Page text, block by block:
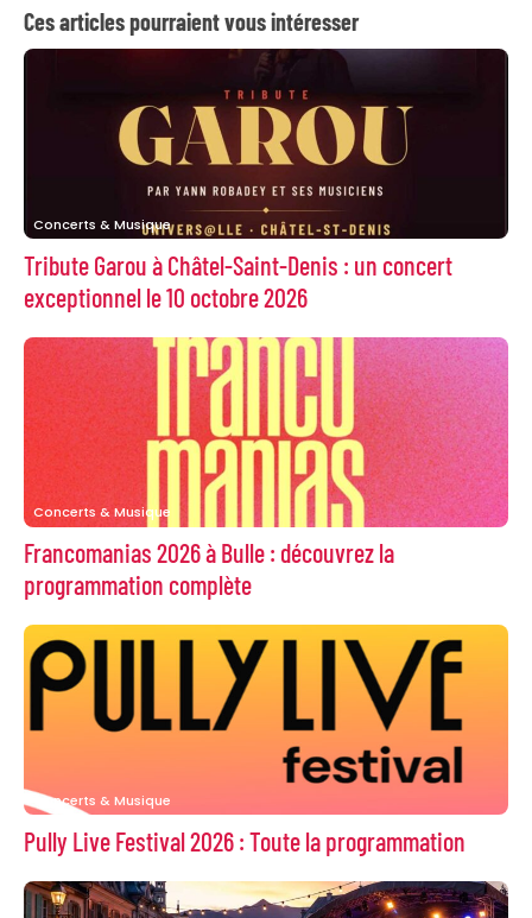
Ces articles pourraient vous intéresser
Concerts & Musique
Tribute Garou à Châtel-Saint-Denis : un concert
exceptionnel le 10 octobre 2026
Concerts & Musique
Francomanias 2026 à Bulle : découvrez la
programmation complète
Concerts & Musique
Pully Live Festival 2026 : Toute la programmation